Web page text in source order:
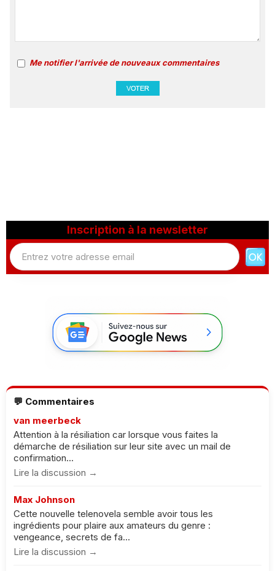
Me notifier l'arrivée de nouveaux commentaires
Inscription à la newsletter
💬 Commentaires
van meerbeck
Attention à la résiliation car lorsque vous faites la
démarche de résiliation sur leur site avec un mail de
confirmation...
Lire la discussion →
Max Johnson
Cette nouvelle telenovela semble avoir tous les
ingrédients pour plaire aux amateurs du genre :
vengeance, secrets de fa...
Lire la discussion →